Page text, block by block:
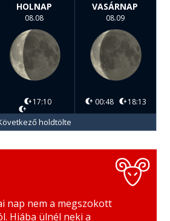
HOLNAP
08.08
17:10
VASÁRNAP
08.09
00:48 18:13
holdtölte
nap nem a megszokott
Hiába ülnél neki a